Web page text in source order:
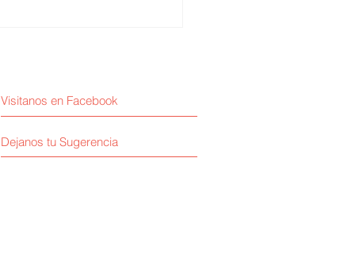
Visitanos en Facebook
Dejanos tu Sugerencia